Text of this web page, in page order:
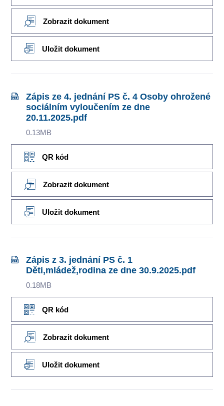
Zobrazit dokument
Uložit dokument
Zápis ze 4. jednání PS č. 4 Osoby ohrožené
sociálním vyloučením ze dne
20.11.2025.pdf
0.13MB
QR kód
Zobrazit dokument
Uložit dokument
Zápis z 3. jednání PS č. 1
Děti,mládež,rodina ze dne 30.9.2025.pdf
0.18MB
QR kód
Zobrazit dokument
Uložit dokument